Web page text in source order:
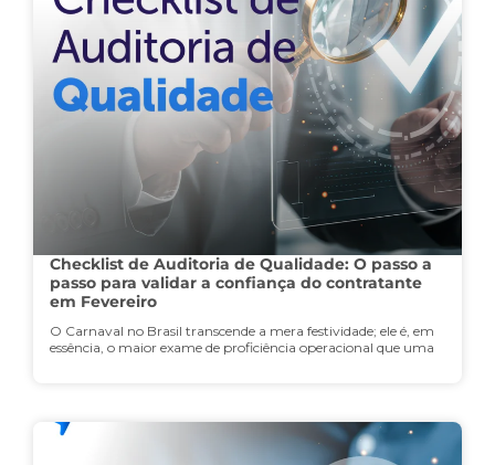
Checklist de Auditoria de Qualidade: O passo a
passo para validar a confiança do contratante
em Fevereiro
O Carnaval no Brasil transcende a mera festividade; ele é, em
essência, o maior exame de proficiência operacional que uma